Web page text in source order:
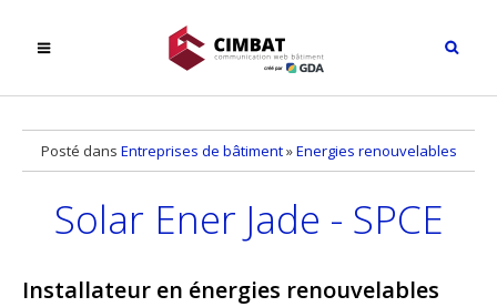
Posté dans Entreprises de bâtiment»Energies renouvelables
Solar Ener Jade - SPCE
Installateur en énergies renouvelables